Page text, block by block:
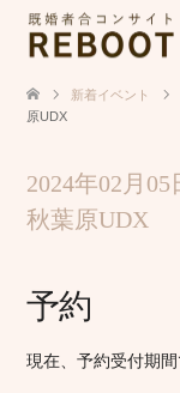
新着イベント
原UDX
2024年02月
秋葉原UDX
予約
現在、予約受付期間